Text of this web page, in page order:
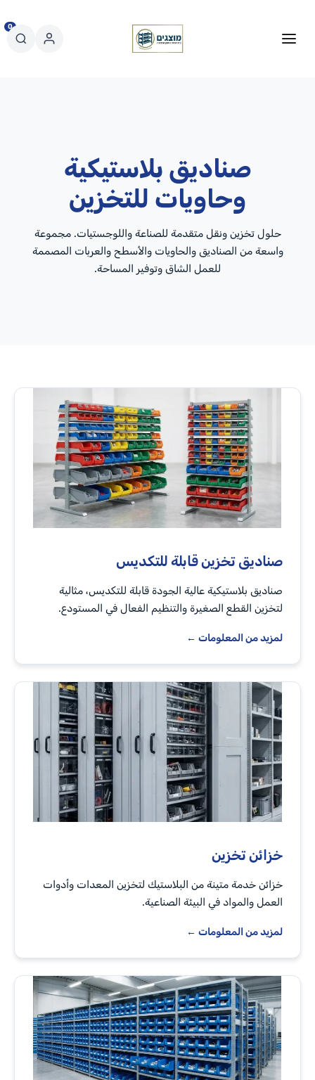
0
صناديق بلاستيكية
وحاويات للتخزين
حلول تخزين ونقل متقدمة للصناعة واللوجستيات. مجموعة
واسعة من الصناديق والحاويات والأسطح والعربات المصممة
للعمل الشاق وتوفير المساحة.
صناديق تخزين قابلة للتكديس
صناديق بلاستيكية عالية الجودة قابلة للتكديس، مثالية
لتخزين القطع الصغيرة والتنظيم الفعال في المستودع.
لمزيد من المعلومات ←
خزائن تخزين
خزائن خدمة متينة من البلاستيك لتخزين المعدات وأدوات
العمل والمواد في البيئة الصناعية.
لمزيد من المعلومات ←